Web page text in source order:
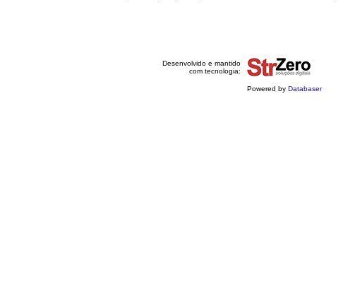
Desenvolvido e mantido
com tecnologia:
Powered by Databaser